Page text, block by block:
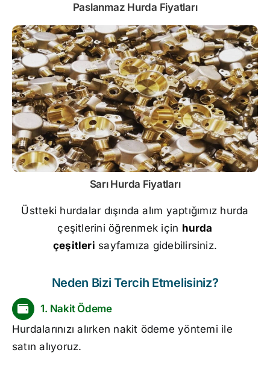
Paslanmaz Hurda Fiyatları
Sarı Hurda Fiyatları
Üstteki hurdalar dışında alım yaptığımız hurda
çeşitlerini öğrenmek için hurda
çeşitleri sayfamıza gidebilirsiniz.
Neden Bizi Tercih Etmelisiniz?
1. Nakit Ödeme
Hurdalarınızı alırken nakit ödeme yöntemi ile
satın alıyoruz.